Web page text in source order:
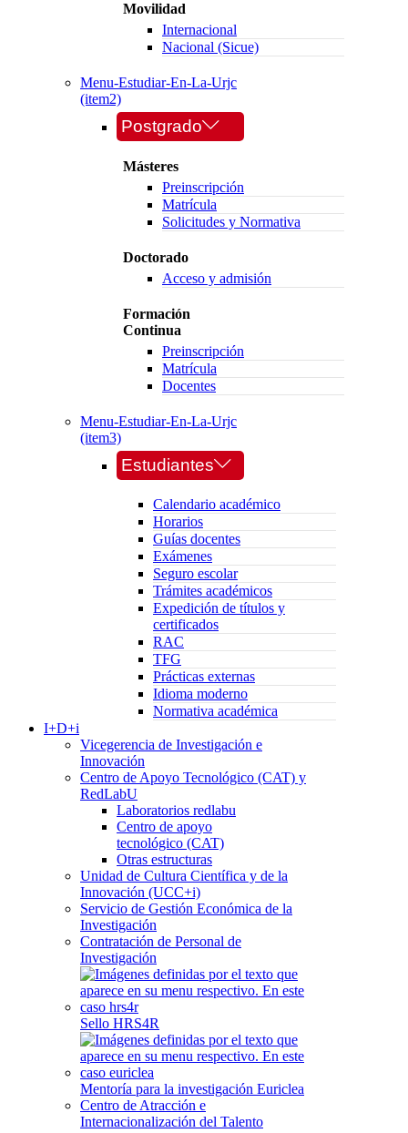
Movilidad
Internacional
Nacional (Sicue)
Menu-Estudiar-En-La-Urjc
(item2)
Postgrado
Másteres
Preinscripción
Matrícula
Solicitudes y Normativa
Doctorado
Acceso y admisión
Formación
Continua
Preinscripción
Matrícula
Docentes
Menu-Estudiar-En-La-Urjc
(item3)
Estudiantes
Calendario académico
Horarios
Guías docentes
Exámenes
Seguro escolar
Trámites académicos
Expedición de títulos y
certificados
RAC
TFG
Prácticas externas
Idioma moderno
Normativa académica
I+D+i
Vicegerencia de Investigación e
Innovación
Centro de Apoyo Tecnológico (CAT) y
RedLabU
Laboratorios redlabu
Centro de apoyo
tecnológico (CAT)
Otras estructuras
Unidad de Cultura Científica y de la
Innovación (UCC+i)
Servicio de Gestión Económica de la
Investigación
Contratación de Personal de
Investigación
Sello HRS4R
Mentoría para la investigación Euriclea
Centro de Atracción e
Internacionalización del Talento